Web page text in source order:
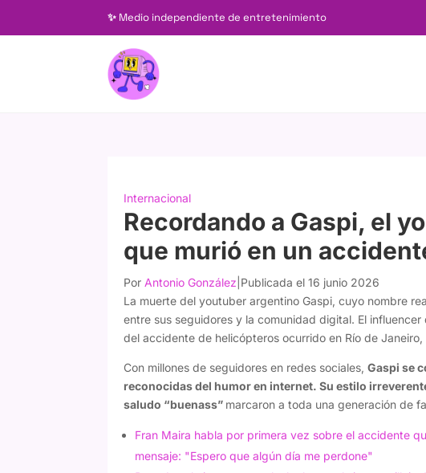
✨ Medio independiente de entretenimiento
Internacional
Recordando a Gaspi, el
que murió en un
Por Antonio González Publicada el 16 junio 2026
La muerte del youtuber argentino Gaspi, cuyo nombre
entre sus seguidores y la comunidad digital. El
del accidente de helicópteros ocurrido en Río de Janeiro,
Con millones de seguidores en redes sociales,Gaspi se
reconocidas del humor en internet. Su estilo
saludo “buenass” marcaron a toda una generación de
Fran Maira habla por primera vez sobre el accidente
mensaje: "Espero que algún día me perdone"